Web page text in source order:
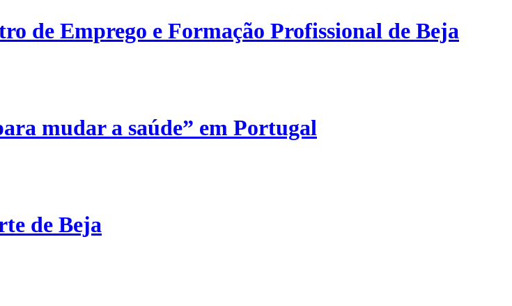
de Emprego e Formação Profissional de Beja
mudar a saúde” em Portugal
de Beja